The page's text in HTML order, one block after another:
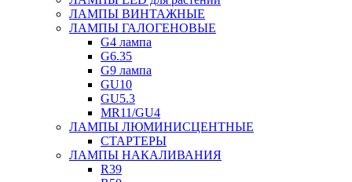
ЛАМПЫ ВИНТАЖНЫЕ
ЛАМПЫ ГАЛОГЕНОВЫЕ
G4 лампа
G6.35
G9 лампа
GU10
GU5.3
MR11/GU4
ЛАМПЫ ЛЮМИНИСЦЕНТНЫЕ
СТАРТЕРЫ
ЛАМПЫ НАКАЛИВАНИЯ
R39